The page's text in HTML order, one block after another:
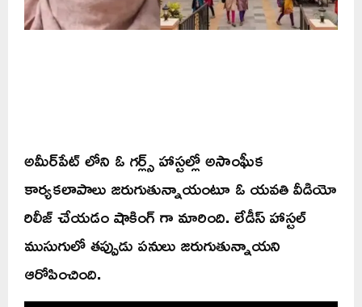
అమీర్‌పేట్‌ లోని ఓ గర్ల్స్ హాస్టల్లో అసాంఘీక
కార్యకలాపాలు జరుగుతున్నాయంటూ ఓ యవతి వీడియో
రిలీజ్ చేయడం షాకింగ్ గా మారింది. లేడీస్ హాస్టల్
ముసుగులో తప్పుడు పనులు జరుగుతున్నాయని
ఆరోపించింది.